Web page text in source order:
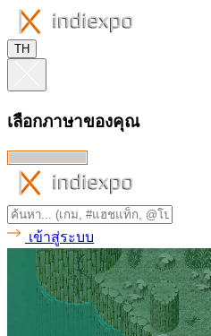
TH
เลือกภาษาของคุณ
เข้าสู่ระบบ